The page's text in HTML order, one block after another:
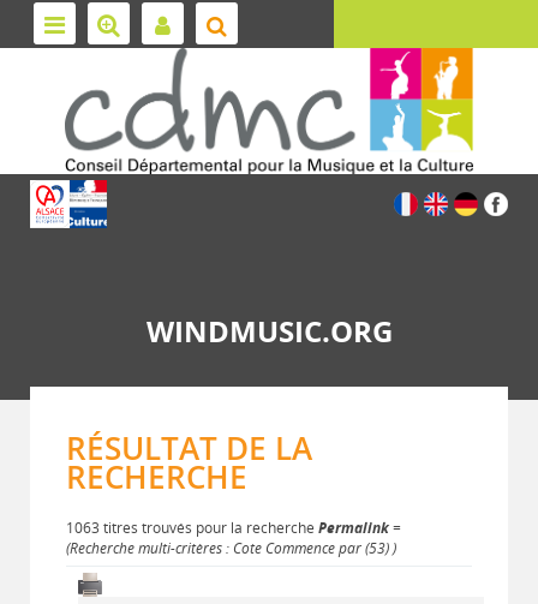
WINDMUSIC.ORG
RÉSULTAT DE LA
RECHERCHE
1063 titres trouvés pour la recherche Permalink=
(Recherche multi-critères : Cote Commence par (53) )